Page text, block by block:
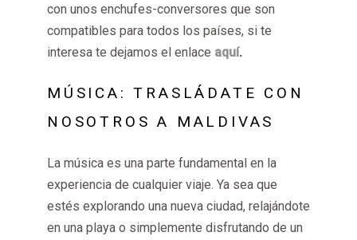
con unos enchufes-conversores que son
compatibles para todos los países, si te
interesa te dejamos el enlace aquí.
MÚSICA: TRASLÁDATE CON
NOSOTROS A MALDIVAS
La música es una parte fundamental en la
experiencia de cualquier viaje. Ya sea que
estés explorando una nueva ciudad, relajándote
en una playa o simplemente disfrutando de un